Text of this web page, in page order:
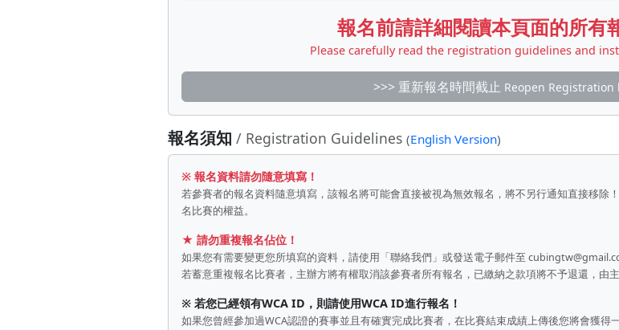
報名前請詳細閱讀本頁面的所有
Please carefully read the registration guidelines and
>>> 重新報名時間截止 Reopen Registration
報名須知 / Registration Guidelines (English Version)
※ 報名資料請勿隨意填寫！
若參賽者的報名資料隨意填寫，該報名將可能會直接被視為無效報名，將不另行通知直接移除
名比賽的權益。
★ 請勿重複報名佔位！
如果您有需要變更您所填寫的資料，請使用「聯絡我們」或發送電子郵件至
若蓄意重複報名比賽者，主辦方將有權取消該參賽者所有報名，已繳納之款項將不予退還，由主
※ 若您已經領有WCA ID，則請使用WCA ID進行報名！
如果您曾經參加過WCA認證的賽事並且有確實完成比賽者，在比賽結束成績上傳後您將會獲得